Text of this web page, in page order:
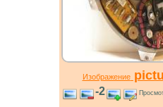
Изображение
-2